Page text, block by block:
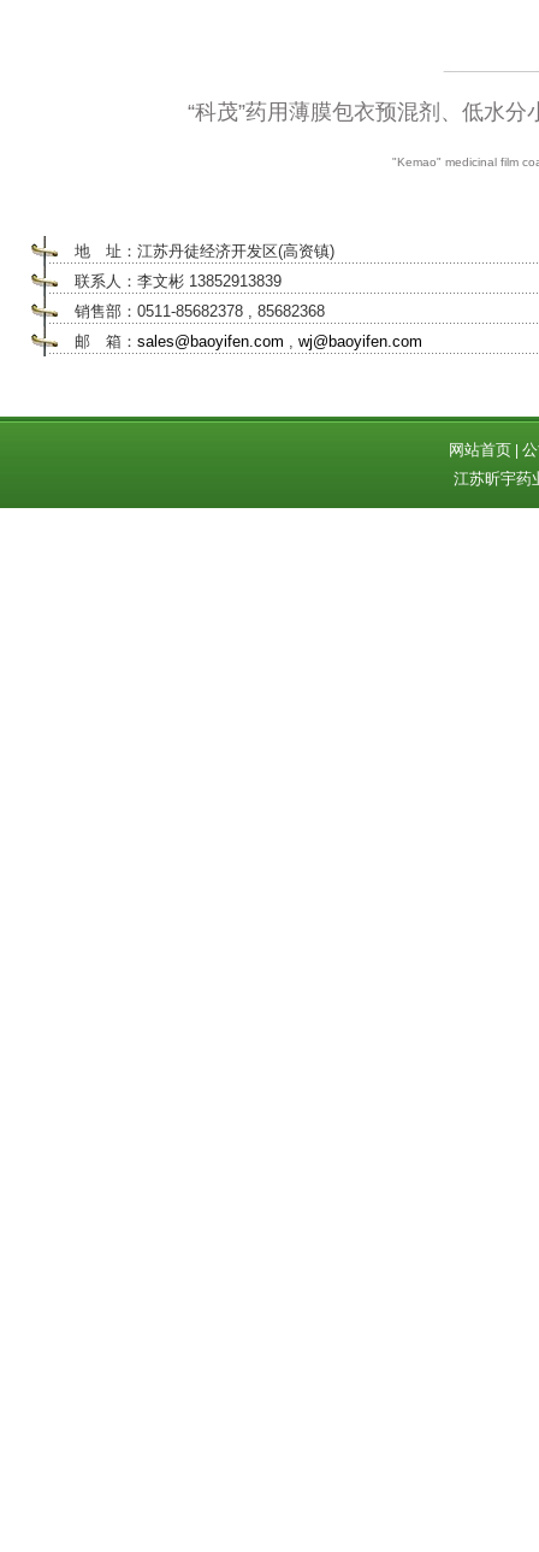
“科茂”药用薄膜包衣预混剂、低水
"Kemao" medicinal film
地 址：江苏丹徒经济开发区(高资镇)
联系人：李文彬 13852913839
销售部：0511-85682378 , 85682368
邮 箱： sales@baoyifen.com , wj@baoyifen.com
网站首页
江苏昕宇药